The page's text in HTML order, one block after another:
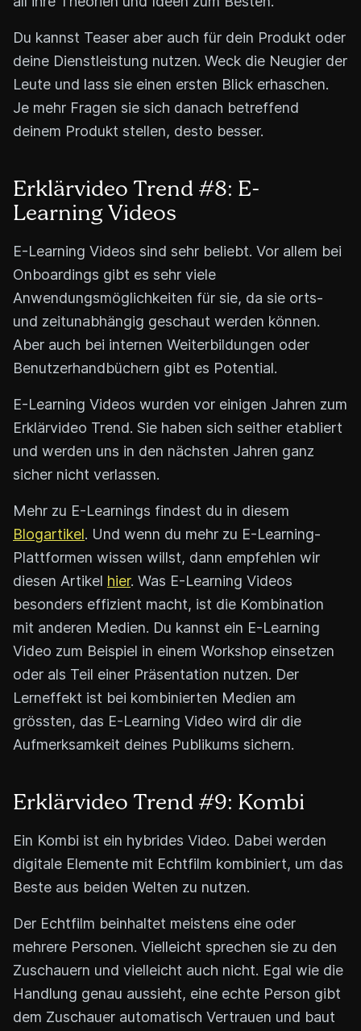
Du kannst Teaser aber auch für dein Produkt oder
deine Dienstleistung nutzen. Weck die Neugier der
Leute und lass sie einen ersten Blick erhaschen.
Je mehr Fragen sie sich danach betreffend
deinem Produkt stellen, desto besser.
Erklärvideo Trend #8: E-
Learning Videos
E-Learning Videos sind sehr beliebt. Vor allem bei
Onboardings gibt es sehr viele
Anwendungsmöglichkeiten für sie, da sie orts-
und zeitunabhängig geschaut werden können.
Aber auch bei internen Weiterbildungen oder
Benutzerhandbüchern gibt es Potential.
E-Learning Videos wurden vor einigen Jahren zum
Erklärvideo Trend. Sie haben sich seither etabliert
und werden uns in den nächsten Jahren ganz
sicher nicht verlassen.
Mehr zu E-Learnings findest du in diesem
Blogartikel. Und wenn du mehr zu E-Learning-
Plattformen wissen willst, dann empfehlen wir
diesen Artikel hier. Was E-Learning Videos
besonders effizient macht, ist die Kombination
mit anderen Medien. Du kannst ein E-Learning
Video zum Beispiel in einem Workshop einsetzen
oder als Teil einer Präsentation nutzen. Der
Lerneffekt ist bei kombinierten Medien am
grössten, das E-Learning Video wird dir die
Aufmerksamkeit deines Publikums sichern.
Erklärvideo Trend #9: Kombi
Ein Kombi ist ein hybrides Video. Dabei werden
digitale Elemente mit Echtfilm kombiniert, um das
Beste aus beiden Welten zu nutzen.
Der Echtfilm beinhaltet meistens eine oder
mehrere Personen. Vielleicht sprechen sie zu den
Zuschauern und vielleicht auch nicht. Egal wie die
Handlung genau aussieht, eine echte Person gibt
dem Zuschauer automatisch Vertrauen und baut